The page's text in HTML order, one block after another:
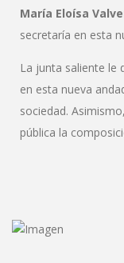
María Eloísa
secretaría en esta
La junta saliente le
en esta nueva
sociedad.
pública la